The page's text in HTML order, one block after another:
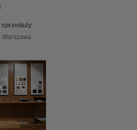
sprzedaży
Warszawa